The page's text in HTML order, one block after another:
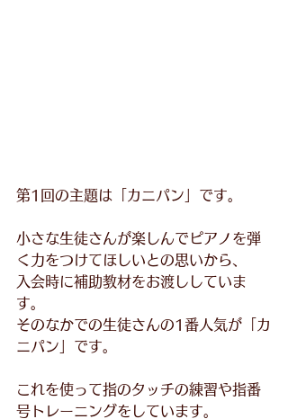
第1回の主題は「カニパン」です。
小さな生徒さんが楽しんでピアノを弾
く力をつけてほしいとの思いから、
入会時に補助教材をお渡ししていま
す。
そのなかでの生徒さんの1番人気が「カ
ニパン」です。
これを使って指のタッチの練習や指番
号トレーニングをしています。